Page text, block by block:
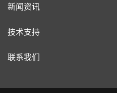
新闻资讯
技术支持
联系我们